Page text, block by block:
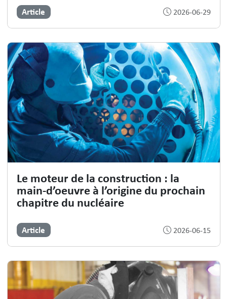
Article 2026-06-29
Le moteur de la construction : la
main-d’oeuvre à l’origine du prochain
chapitre du nucléaire
Article 2026-06-15